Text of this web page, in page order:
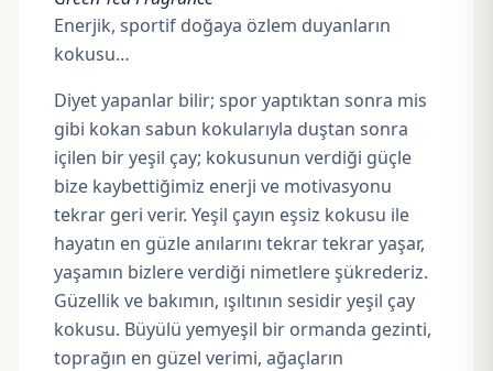
Enerjik, sportif doğaya özlem duyanların
kokusu…
Diyet yapanlar bilir; spor yaptıktan sonra mis
gibi kokan sabun kokularıyla duştan sonra
içilen bir yeşil çay; kokusunun verdiği güçle
bize kaybettiğimiz enerji ve motivasyonu
tekrar geri verir. Yeşil çayın eşsiz kokusu ile
hayatın en güzle anılarını tekrar tekrar yaşar,
yaşamın bizlere verdiği nimetlere şükrederiz.
Güzellik ve bakımın, ışıltının sesidir yeşil çay
kokusu. Büyülü yemyeşil bir ormanda gezinti,
toprağın en güzel verimi, ağaçların